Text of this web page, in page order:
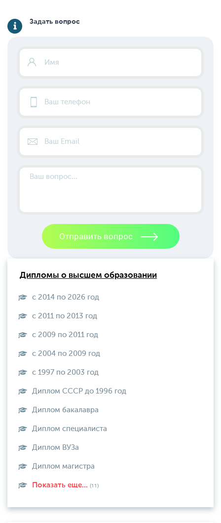
Задать вопрос
Дипломы о высшем образовании
с 2014 по 2026 год
с 2011 по 2013 год
с 2009 по 2011 год
с 2004 по 2009 год
с 1997 по 2003 год
Диплом СССР до 1996 год
Диплом бакалавра
Диплом специалиста
Диплом ВУЗа
Диплом магистра
Показать еще... (11)